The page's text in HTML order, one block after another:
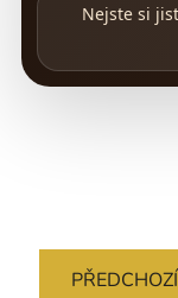
Nejste si